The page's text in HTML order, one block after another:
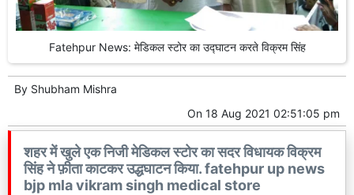
Fatehpur News: मेडिकल स्टोर का उद्घाटन करते विक्रम सिंह
By Shubham Mishra
On 18 Aug 2021 02:51:05 pm
शहर में खुले एक निजी मेडिकल स्टोर का सदर विधायक विक्रम
सिंह ने फ़ीता काटकर उद्धघाटन किया. fatehpur up news
bjp mla vikram singh medical store